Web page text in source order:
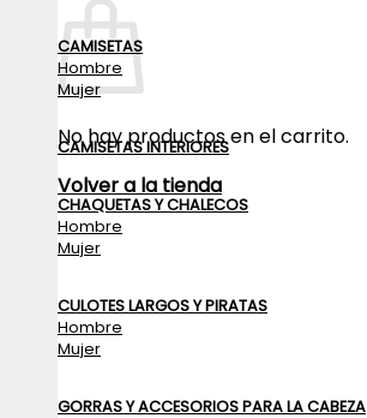
No hay productos en el carrito.
Volver a la tienda
CAMISETAS
Hombre
Mujer
CAMISETAS INTERIORES
CHAQUETAS Y CHALECOS
Hombre
Mujer
CULOTES LARGOS Y PIRATAS
Hombre
Mujer
GORRAS Y ACCESORIOS PARA LA CABEZA